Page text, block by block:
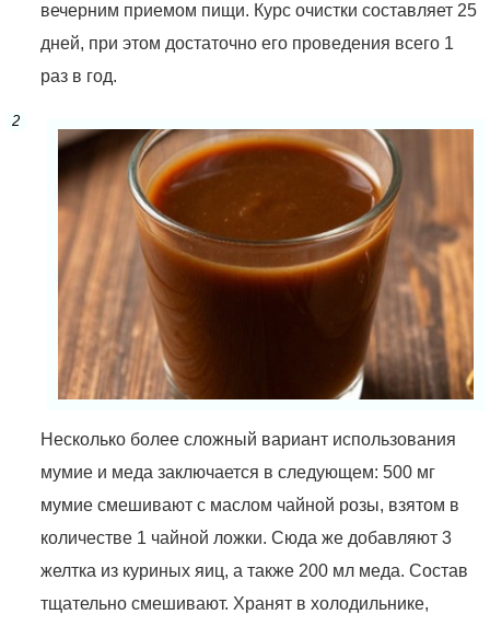
вечерним приемом пищи. Курс очистки составляет 25
дней, при этом достаточно его проведения всего 1
раз в год.
Несколько более сложный вариант использования
мумие и меда заключается в следующем: 500 мг
мумие смешивают с маслом чайной розы, взятом в
количестве 1 чайной ложки. Сюда же добавляют 3
желтка из куриных яиц, а также 200 мл меда. Состав
тщательно смешивают. Хранят в холодильнике,